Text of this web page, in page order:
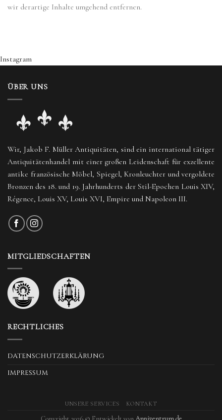
wir derartige Inhalte umgehend entfernen.
Instagram
ÜBER UNS
Wir, Jakob F. Müller Antiquitäten, sind ein international tätiger
Antiquitätenhandel mit einer großen Leidenschaft für exzellente
antike französische Möbel, Spiegel, Kronleuchter und vergoldete
Bronzen des 18. und 19. Jahrhunderts der Stil-Epochen Louis XIV,
Régence, Louis XV, Louis XVI, Empire und Napoleon III.
MITGLIEDSCHAFTEN
RECHTLICHES
DATENSCHUTZERKLÄRUNG
IMPRESSUM
UNSERE SERVICES KONTAKT